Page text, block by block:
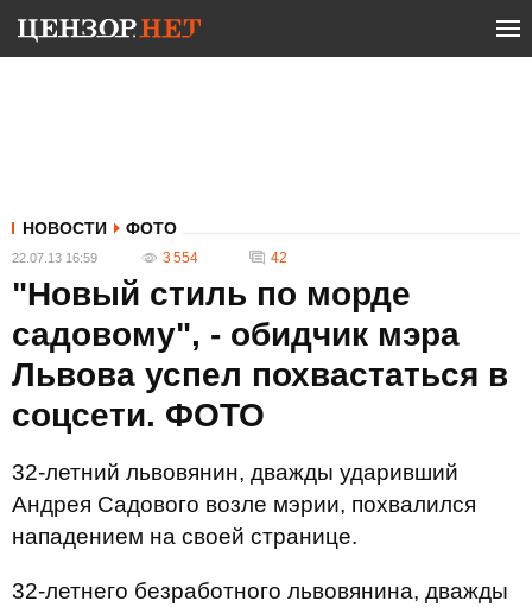
НОВОСТИ ФОТО
22.07.13 16:59 3 554 42
"Новый стиль по морде
садовому", - обидчик мэра
Львова успел похвастаться в
соцсети. ФОТО
32-летний львовянин, дважды ударивший
Андрея Садового возле мэрии, похвалился
нападением на своей странице.
32-летнего безработного львовянина, дважды